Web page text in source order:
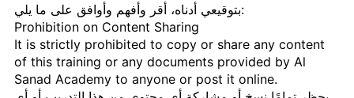
بتوقيعي أدناه، أقر وأفهم وأوافق على ما يلي:
Prohibition on Content Sharing
It is strictly prohibited to copy or share any content
of this training or any documents provided by Al
Sanad Academy to anyone or post it online.